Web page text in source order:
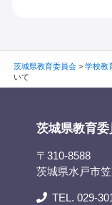
茨城県教育委員会> 学校教
いて
茨城県教育委
〒310-8588
茨城県水戸市
TEL. 029-